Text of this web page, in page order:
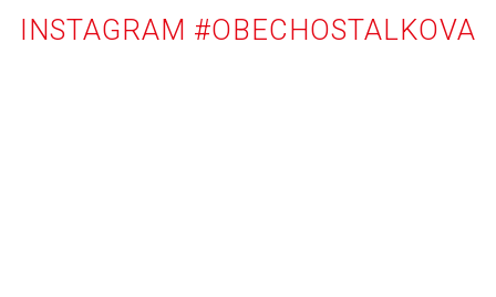
INSTAGRAM #OBECHOSTALKOVA